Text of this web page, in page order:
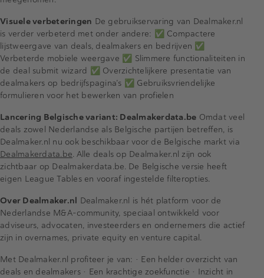
Visuele verbeteringen De gebruikservaring van Dealmaker.nl
is verder verbeterd met onder andere: ✅ Compactere
lijstweergave van deals, dealmakers en bedrijven ✅
Verbeterde mobiele weergave ✅ Slimmere functionaliteiten in
de deal submit wizard ✅ Overzichtelijkere presentatie van
dealmakers op bedrijfspagina’s ✅ Gebruiksvriendelijke
formulieren voor het bewerken van profielen
Lancering Belgische variant: Dealmakerdata.be Omdat veel
deals zowel Nederlandse als Belgische partijen betreffen, is
Dealmaker.nl nu ook beschikbaar voor de Belgische markt via
Dealmakerdata.be. Alle deals op Dealmaker.nl zijn ook
zichtbaar op Dealmakerdata.be. De Belgische versie heeft
eigen League Tables en vooraf ingestelde filteropties.
Over Dealmaker.nl
Dealmaker.nl is hét platform voor de
Nederlandse M&A-community, speciaal ontwikkeld voor
adviseurs, advocaten, investeerders en ondernemers die actief
zijn in overnames, private equity en venture capital.
Met Dealmaker.nl profiteer je van: • Een helder overzicht van
deals en dealmakers • Een krachtige zoekfunctie • Inzicht in